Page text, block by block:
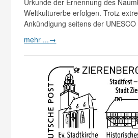
Urkunde der Ernennung des
Weltkulturerbe erfolgen. Trotz
Ankündigung seitens der
mehr ...→